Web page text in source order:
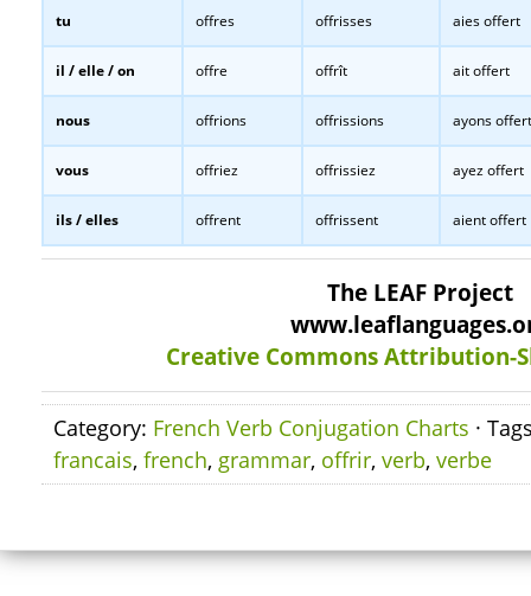
tu offres offrisses aies offert
il / elle / on offre offrît ait offert
nous offrions offrissions ayons offert
vous offriez offrissiez ayez offert
ils / elles offrent offrissent aient offert
The LEAF Project
Creative Commons Attribution-
Category: French Verb Conjugation Charts ·
francais, french, grammar, offrir, verb, verbe